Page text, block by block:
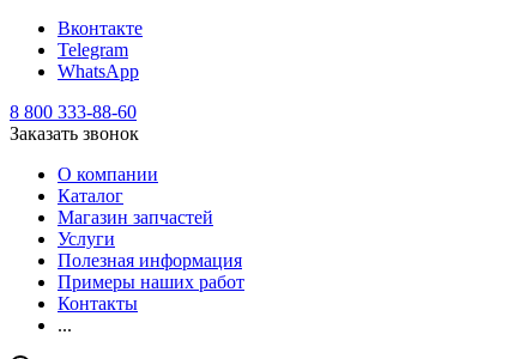
Вконтакте
Telegram
WhatsApp
8 800 333-88-60
Заказать звонок
О компании
Каталог
Магазин запчастей
Услуги
Полезная информация
Примеры наших работ
Контакты
...